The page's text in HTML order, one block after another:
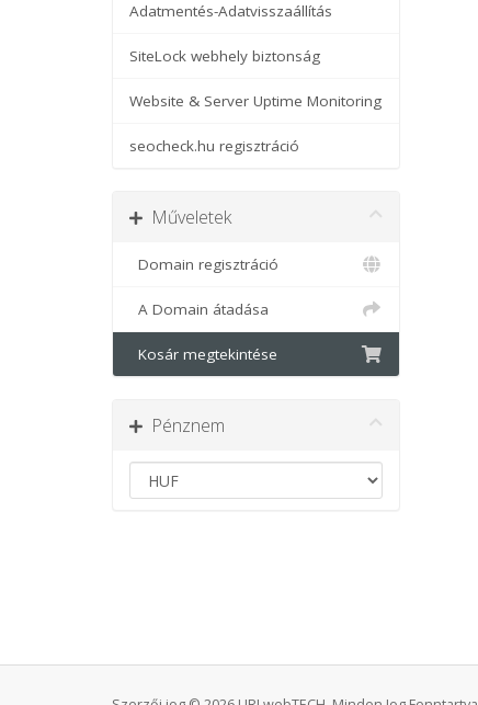
Adatmentés-Adatvisszaállítás
SiteLock webhely biztonság
Website & Server Uptime Monitoring
seocheck.hu regisztráció
Műveletek
Domain regisztráció
A Domain átadása
Kosár megtekintése
Pénznem